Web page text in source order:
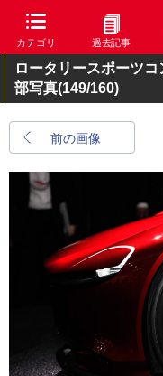
カテゴリ 過去記事
ロータリースポーツ
部写真(149/160)
前の画像